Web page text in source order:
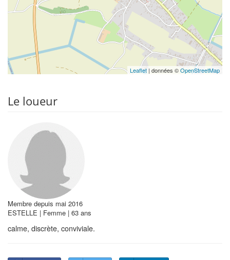
Leaflet | données ©OpenStreetMap
Le loueur
Membre depuis mai 2016
ESTELLE | Femme | 63 ans
calme, discrète, conviviale.